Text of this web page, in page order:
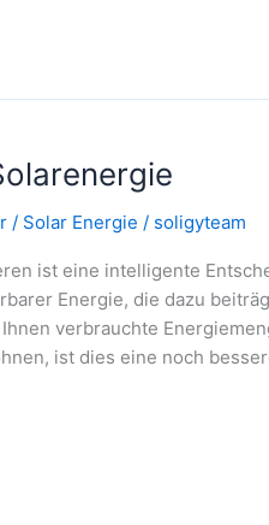
/ Solar Energie / soligyteam
ist eine intelligente
Energie, die dazu
verbrauchte
ist dies eine noch